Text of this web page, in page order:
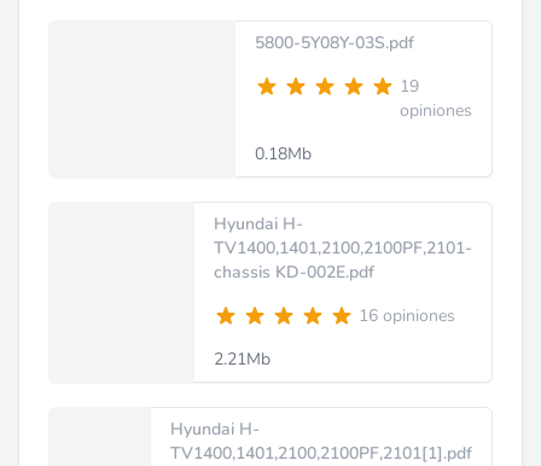
5800-5Y08Y-03S.pdf
19
opiniones
0.18Mb
Hyundai H-
TV1400,1401,2100,2100PF,2101-
chassis KD-002E.pdf
16 opiniones
2.21Mb
Hyundai H-
TV1400,1401,2100,2100PF,2101[1].pdf